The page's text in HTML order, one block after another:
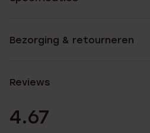
Bezorging & retourneren
Reviews
4.67